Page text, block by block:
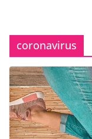
coronavirus